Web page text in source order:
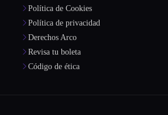
Política de Cookies
Política de privacidad
Derechos Arco
Revisa tu boleta
Código de ética